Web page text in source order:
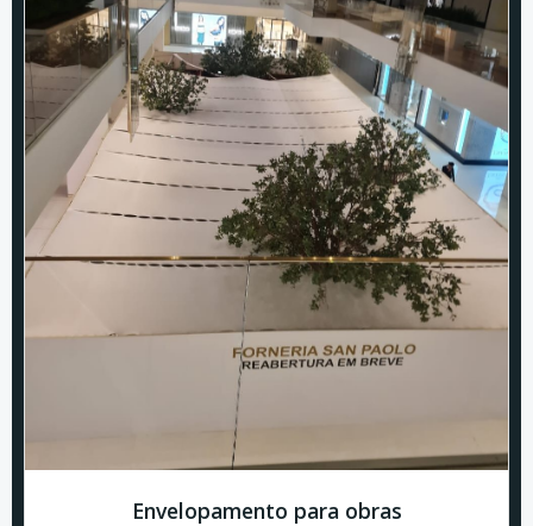
Envelopamento para obras